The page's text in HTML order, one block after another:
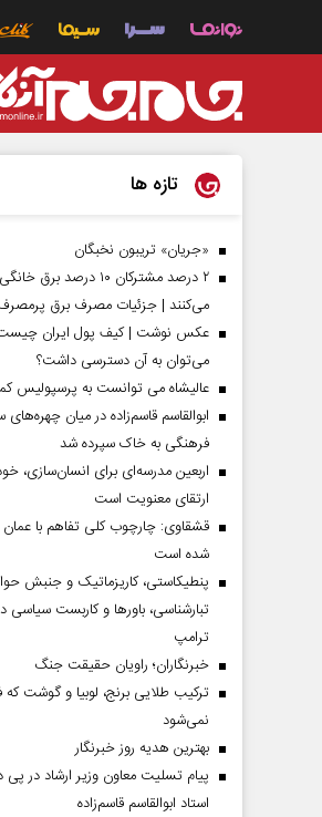
تازه ها
«جریان» تریبون نخبگان
۲ درصد مشترکان ۱۰ درصد
می‌کنند | جزئیات مصرف برق
عکس نوشت | کیف پول ایران
می‌توان به آن دسترسی داشت؟
عالیشاه می توانست به پرسپولیس
ابوالقاسم قاسم‌زاده در میان
فرهنگی به خاک سپرده شد
اربعین مدرسه‌ای برای انسان‌سازی،
ارتقای معنویت است
قشقاوی: چارچوب کلی تفاهم با
شده است
پنطیکاستی، کاریزماتیک و جنبش
تبارشناسی، باور‌ها و کاربست سیاسی
ترامپ
خبرنگاران؛ راویان حقیقت جنگ
ترکیب طلایی برنج، لوبیا و گوشت
نمی‌شود
بهترین هدیه روز خبرنگار
پیام تسلیت معاون وزیر ارشاد در
استاد ابوالقاسم قاسم‌زاده